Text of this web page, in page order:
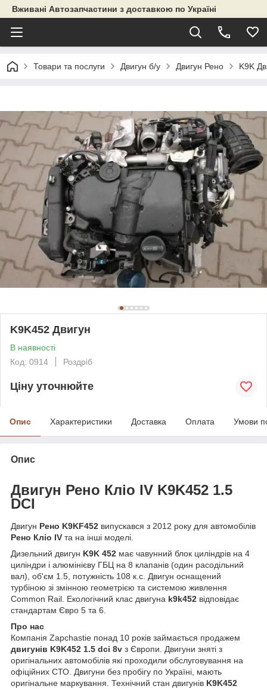
Вживані Автозапчастини з доставкою по Україні
Товари та послуги Двигун б/у Двигун Рено K9K
K9K452 Двигун
В наявності
Код: 0914
Роздріб
Ціну уточнюйте
Опис Характеристики Доставка Оплата Умови
Опис
Двигун Рено Кліо IV K9K452 1.5
DCI
Двигун Рено K9KF452 випускався з 2012 року для автомобілів
Рено Кліо IV та на інші моделі.
Дизельний двигун K9K 452 має чавунний блок циліндрів на 4
циліндри і алюмінієву ГБЦ на 8 клапанів (один расодільний
вал), об'єм 1.5, потужність 108 к.с. Двигун оснащений
турбіною зі змінною геометрією та системою живлення
Common Rail. Екологічний клас двигуна k9k452 відповідає
стандартам Євро 5 та 6.
Про нас
Компанія Zapchastie понад 10 років займається продажем
двигунів K9K452 1.5 dci 8v з Європи. Двигуни зняті з
оригінальних автомобілів які проходили обслуговування на
офіційних СТО. Двигуни без пробігу по Україні, мають
оригінальне маркування. Технічний стан двигунів K9K452